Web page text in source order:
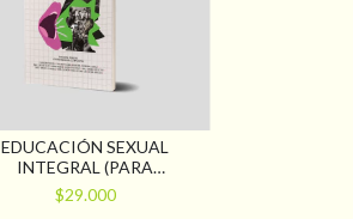
EDUCACIÓN SEXUAL
INTEGRAL (PARA
LIBERTARIOS)
CONTRADISCURSOS Y
$29.000